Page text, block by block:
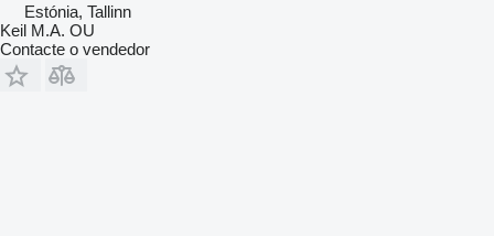
Estónia, Tallinn
Keil M.A. OU
Contacte o vendedor